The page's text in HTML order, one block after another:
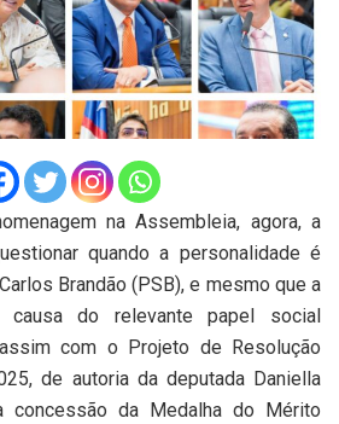
na Assembleia, agora, a
quando a personalidade é
Brandão (PSB), e mesmo que a
causa do relevante papel social
com o Projeto de Resolução
de autoria da deputada Daniella
concessão da Medalha do Mérito